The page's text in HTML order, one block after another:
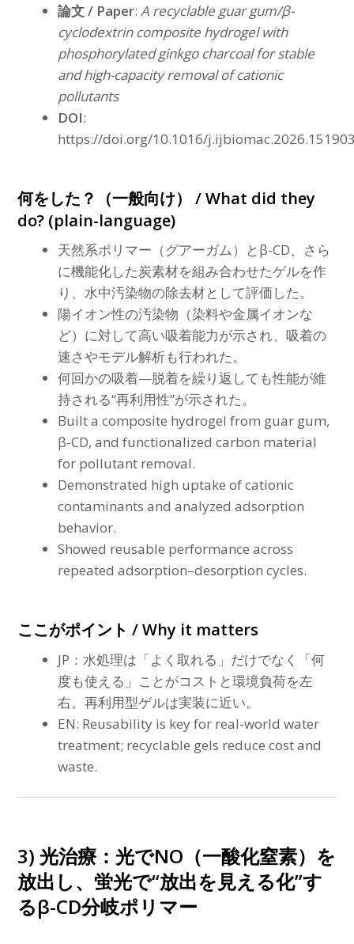
論文 / Paper: A recyclable guar gum/β-
cyclodextrin composite hydrogel with
phosphorylated ginkgo charcoal for stable
and high-capacity removal of cationic
pollutants
DOI:
https://doi.org/10.1016/
何をした？（一般向け） / What did they
do? (plain-language)
天然系ポリマー（グアーガム）とβ-CD、さら
に機能化した炭素材を組み合わせたゲルを作
り、水中汚染物の除去材として評価した。
陽イオン性の汚染物（染料や金属イオンな
ど）に対して高い吸着能力が示され、吸着の
速さやモデル解析も行われた。
何回かの吸着—脱着を繰り返しても性能が維
持される“再利用性”が示された。
Built a composite hydrogel from guar gum,
β-CD, and functionalized carbon material
for pollutant removal.
Demonstrated high uptake of cationic
contaminants and analyzed adsorption
behavior.
Showed reusable performance across
repeated adsorption–desorption cycles.
ここがポイント / Why it matters
JP：水処理は「よく取れる」だけでなく「何
度も使える」ことがコストと環境負荷を左
右。再利用型ゲルは実装に近い。
EN: Reusability is key for real-world water
treatment; recyclable gels reduce cost and
waste.
3) 光治療：光でNO（一酸化窒素）を
放出し、蛍光で“放出を見える化”す
るβ-CD分岐ポリマー